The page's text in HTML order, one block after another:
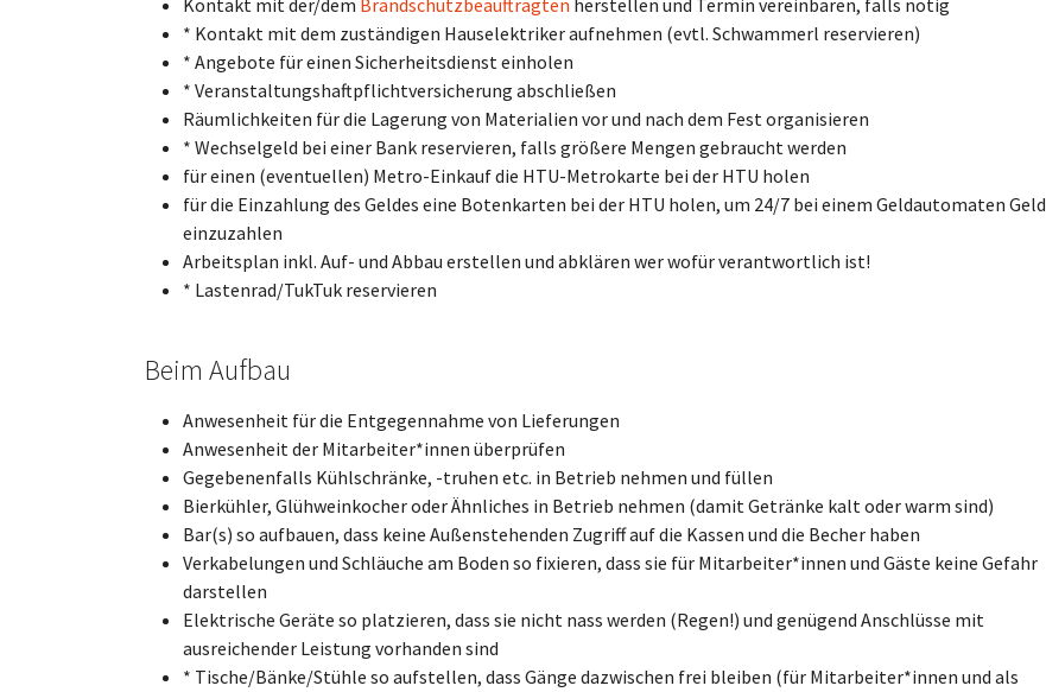
Kontakt mit der/dem Brandschutzbeauftragten herstellen und Termin vereinbaren, falls nötig
* Kontakt mit dem zuständigen Hauselektriker aufnehmen (evtl. Schwammerl reservieren)
* Angebote für einen Sicherheitsdienst einholen
* Veranstaltungshaftpflichtversicherung abschließen
Räumlichkeiten für die Lagerung von Materialien vor und nach dem Fest organisieren
* Wechselgeld bei einer Bank reservieren, falls größere Mengen gebraucht werden
für einen (eventuellen) Metro-Einkauf die HTU-Metrokarte bei der HTU holen
für die Einzahlung des Geldes eine Botenkarten bei der HTU holen, um 24/7 bei einem Geldautomaten Geld
einzuzahlen
Arbeitsplan inkl. Auf- und Abbau erstellen und abklären wer wofür verantwortlich ist!
* Lastenrad/TukTuk reservieren
Beim Aufbau
Anwesenheit für die Entgegennahme von Lieferungen
Anwesenheit der Mitarbeiter*innen überprüfen
Gegebenenfalls Kühlschränke, -truhen etc. in Betrieb nehmen und füllen
Bierkühler, Glühweinkocher oder Ähnliches in Betrieb nehmen (damit Getränke kalt oder warm sind)
Bar(s) so aufbauen, dass keine Außenstehenden Zugriff auf die Kassen und die Becher haben
Verkabelungen und Schläuche am Boden so fixieren, dass sie für Mitarbeiter*innen und Gäste keine Gefahr
darstellen
Elektrische Geräte so platzieren, dass sie nicht nass werden (Regen!) und genügend Anschlüsse mit
ausreichender Leistung vorhanden sind
* Tische/Bänke/Stühle so aufstellen, dass Gänge dazwischen frei bleiben (für Mitarbeiter*innen und als